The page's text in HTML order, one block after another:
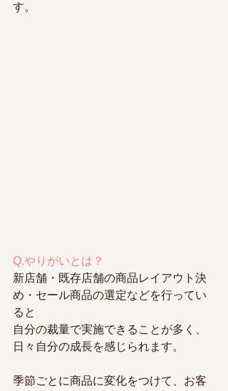
す。
Q.やりがいとは？
新店舗・既存店舗の商品レイアウト決
め・セール商品の選定などを行ってい
ると
自分の裁量で実施できることが多く、
日々自分の成長を感じられます。
季節ごとに商品に変化をつけて、お客